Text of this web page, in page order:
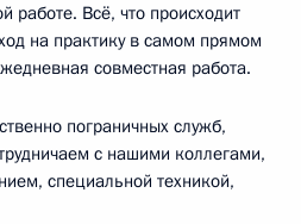
работе. Всё, что происходит
на практику в самом прямом
совместная работа.
пограничных служб,
с нашими коллегами,
специальной техникой,